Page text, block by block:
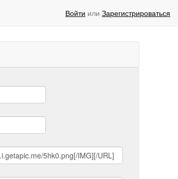
Войти или Зарегистрироваться